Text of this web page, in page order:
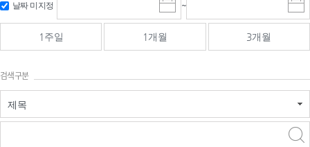
날짜 미지정
시
작
일
선
~
종
료
선
1주일 1개월 3개월
검색구분
제목